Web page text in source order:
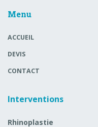
Menu
ACCUEIL
DEVIS
CONTACT
Interventions
Rhinoplastie